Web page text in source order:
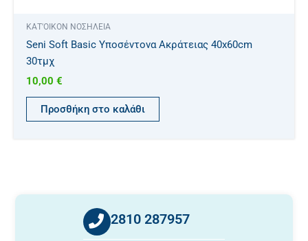
ΚΑΤ'ΟΙΚΟΝ ΝΟΣΗΛΕΙΑ
Seni Soft Basic Υποσέντονα Ακράτειας 40x60cm
30τμχ
10,00 €
Προσθήκη στο καλάθι
2810 287957